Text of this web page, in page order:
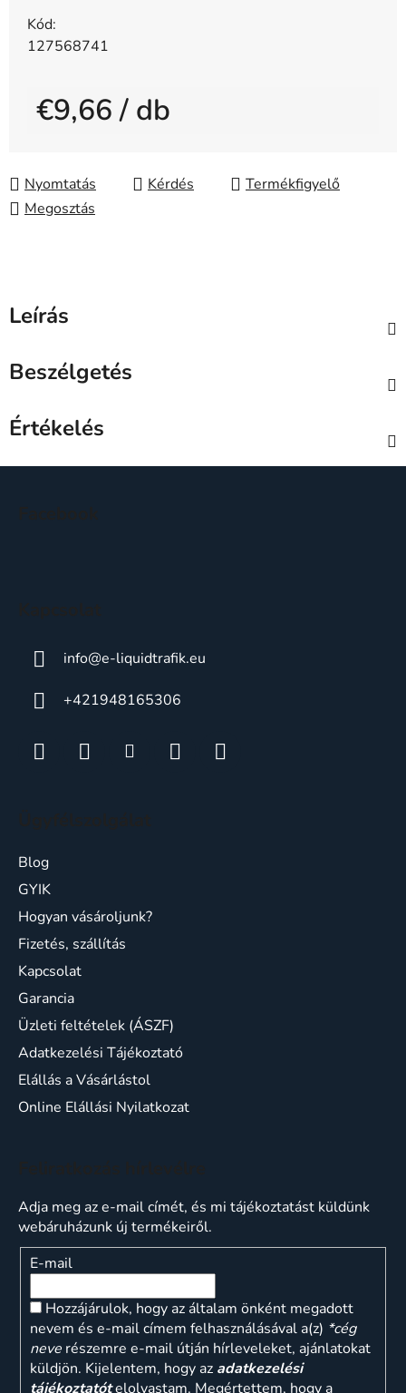
Kód:
127568741
€9,66/ db
Nyomtatás
Kérdés
Megosztás
Leírás
Beszélgetés
Értékelés
info@e-liquidtrafik.eu
+421948165306
Blog
GYIK
Hogyan vásároljunk?
Fizetés, szállítás
Kapcsolat
Garancia
Üzleti feltételek (ÁSZF)
Adatkezelési Tájékoztató
Elállás a Vásárlástol
Online Elállási Nyilatkozat
Adja meg az e-mail címét, és mi tájékoztatást küldünk
webáruházunk új termékeiről.
E-mail
Hozzájárulok, hogy az általam önként megadott
nevem és e-mail címem felhasználásával a(z) *cég
neve részemre e-mail útján hírleveleket, ajánlatokat
küldjön. Kijelentem, hogy az adatkezelési
tájékoztatótelolvastam. Megértettem, hogy a